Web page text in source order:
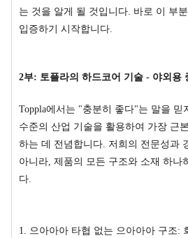
는 것을 알게 될 것입니다. 바로 이 부
입증하기 시작합니다.
2부: 토플라의 하드코어 기술 - 야외용
Toppla에서는 "충분히 좋다"는 말을 믿
수준의 산업 기술을 활용하여 가장 근
하는 데 전념합니다. 저희의 전문성과
아니라, 제품의 모든 구조와 소재 하나
다.
1. 으아아아 타협 없는 으아아아 구조: